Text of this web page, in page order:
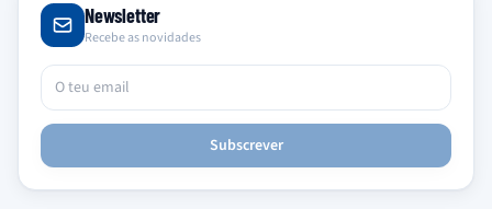
Newsletter
Recebe as novidades
Subscrever